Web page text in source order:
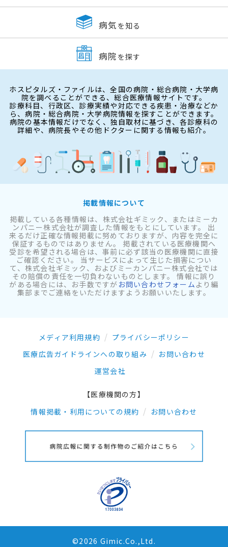
病気 を知る
病院 を探す
ホスピタルズ・ファイルは、全国の病院・総合病院・大学病
院を調べることができる、総合医療情報サイトです。
診療科目、行政区、診療実績や対応できる疾患・治療などか
ら、病院・総合病院・大学病院情報を探すことができます。
病院の基本情報だけでなく、独自取材に基づき、各診療科の
詳細や、病院長やその他ドクターに関する情報も紹介。
掲載情報について
掲載している各種情報は、株式会社ギミック、またはミーカ
ンパニー株式会社が調査した情報をもとにしています。 出
来るだけ正確な情報掲載に努めておりますが、内容を完全に
保証するものではありません。 掲載されている医療機関へ
受診を希望される場合は、事前に必ず該当の医療機関に直接
ご確認ください。 当サービスによって生じた損害につい
て、株式会社ギミック、およびミーカンパニー株式会社では
その賠償の責任を一切負わないものとします。 情報に誤り
がある場合には、お手数ですが お問い合わせフォーム より編
集部までご連絡をいただけますようお願いいたします。
メディア利用規約
プライバシーポリシー
医療広告ガイドラインへの取り組み
お問い合わせ
運営会社
【医療機関の方】
情報掲載・利用についての規約
お問い合わせ
©2026 Gimic.Co.,Ltd.